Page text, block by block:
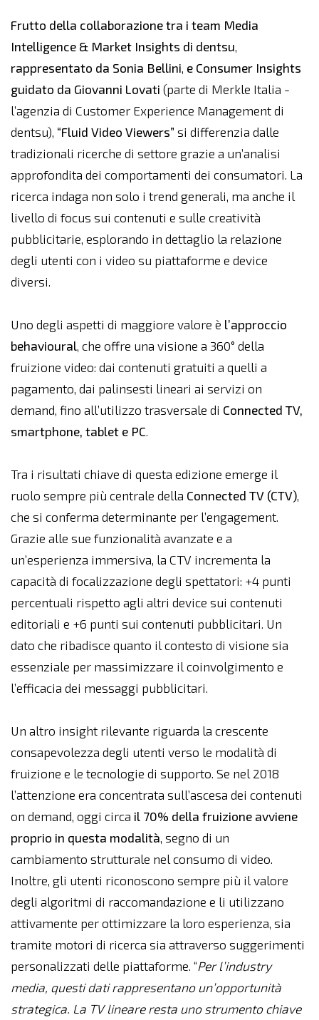
Frutto della collaborazione tra i team Media
Intelligence & Market Insights di dentsu,
rappresentato da Sonia Bellini, e Consumer Insights
guidato da Giovanni Lovati (parte di Merkle Italia -
l’agenzia di Customer Experience Management di
dentsu), “Fluid Video Viewers” si differenzia dalle
tradizionali ricerche di settore grazie a un’analisi
approfondita dei comportamenti dei consumatori. La
ricerca indaga non solo i trend generali, ma anche il
livello di focus sui contenuti e sulle creatività
pubblicitarie, esplorando in dettaglio la relazione
degli utenti con i video su piattaforme e device
diversi.
Uno degli aspetti di maggiore valore è l’approccio
behavioural, che offre una visione a 360° della
fruizione video: dai contenuti gratuiti a quelli a
pagamento, dai palinsesti lineari ai servizi on
demand, fino all’utilizzo trasversale di Connected TV,
smartphone, tablet e PC.
Tra i risultati chiave di questa edizione emerge il
ruolo sempre più centrale della Connected TV (CTV),
che si conferma determinante per l’engagement.
Grazie alle sue funzionalità avanzate e a
un’esperienza immersiva, la CTV incrementa la
capacità di focalizzazione degli spettatori: +4 punti
percentuali rispetto agli altri device sui contenuti
editoriali e +6 punti sui contenuti pubblicitari. Un
dato che ribadisce quanto il contesto di visione sia
essenziale per massimizzare il coinvolgimento e
l’efficacia dei messaggi pubblicitari.
Un altro insight rilevante riguarda la crescente
consapevolezza degli utenti verso le modalità di
fruizione e le tecnologie di supporto. Se nel 2018
l’attenzione era concentrata sull’ascesa dei contenuti
on demand, oggi circa il 70% della fruizione avviene
proprio in questa modalità, segno di un
cambiamento strutturale nel consumo di video.
Inoltre, gli utenti riconoscono sempre più il valore
degli algoritmi di raccomandazione e li utilizzano
attivamente per ottimizzare la loro esperienza, sia
tramite motori di ricerca sia attraverso suggerimenti
personalizzati delle piattaforme. “Per l’industry
media, questi dati rappresentano un’opportunità
strategica. La TV lineare resta uno strumento chiave